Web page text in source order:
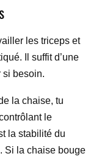
les triceps et
Il suffit d’une
si besoin.
la chaise, tu
le
la stabilité du
Si la chaise bouge